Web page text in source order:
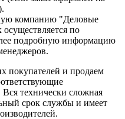
компанию "Деловые
по
подробную информацию
покупателей и продаем
технически сложная
срок службы и имеет